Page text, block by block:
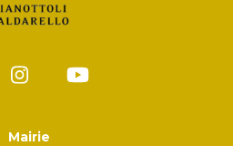
Mairie